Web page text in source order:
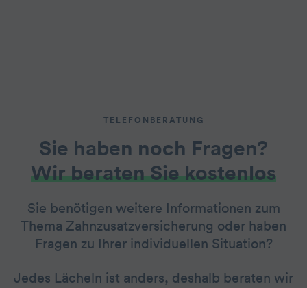
TELEFONBERATUNG
Sie haben noch Fragen?
Wir beraten Sie kostenlos
Sie benötigen weitere Informationen zum
Thema Zahnzusatzversicherung oder haben
Fragen zu Ihrer individuellen Situation?
Jedes Lächeln ist anders, deshalb beraten wir